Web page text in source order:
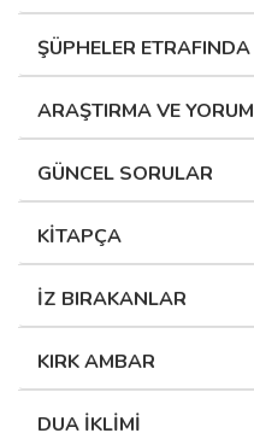
ŞÜPHELER ETRAFINDA
ARAŞTIRMA VE YORUM
GÜNCEL SORULAR
KİTAPÇA
İZ BIRAKANLAR
KIRK AMBAR
DUA İKLİMİ